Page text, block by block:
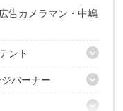
告カメラマン・中嶋
ント
バーナー